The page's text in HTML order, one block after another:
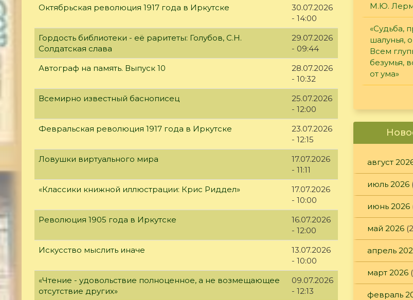
Октябрьская революция 1917 года в Иркутске
30.07.2026
- 14:00
Гордость библиотеки - её раритеты: Голубов, С.Н.
Солдатская слава
29.07.2026
- 09:44
Автограф на память. Выпуск 10
28.07.2026
- 10:32
Всемирно известный баснописец
25.07.2026
- 12:00
Февральская революция 1917 года в Иркутске
23.07.2026
- 12:15
Ловушки виртуального мира
17.07.2026
- 11:11
«Классики книжной иллюстрации: Крис Риддел»
17.07.2026
- 10:00
Революция 1905 года в Иркутске
16.07.2026
- 12:00
Искусство мыслить иначе
13.07.2026
- 10:00
«Чтение - удовольствие полноценное, а не возмещающее
отсутствие других»
09.07.2026
- 12:13
М.Ю.
«Судьба,
шалунья,
Всем
безумья,
от ума»
август
июль 2026
июнь 2026
май 2026
апрель
март 2026
февраль